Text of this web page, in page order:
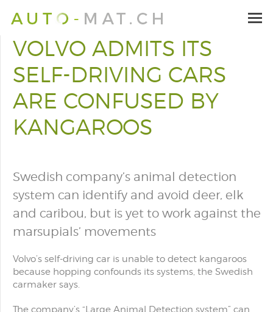
VOLVO ADMITS ITS
SELF-DRIVING CARS
ARE CONFUSED BY
KANGAROOS
Swedish company’s animal detection
system can identify and avoid deer, elk
and caribou, but is yet to work against the
marsupials’ movements
Volvo’s self-driving car is unable to detect kangaroos
because hopping confounds its systems, the Swedish
carmaker says.
The company’s “Large Animal Detection system” can